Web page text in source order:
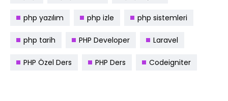
php yazılım php izle php sistemleri
php tarih PHP Developer Laravel
PHP Özel Ders PHP Ders Codeigniter